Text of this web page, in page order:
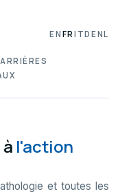
ENFRITDENL
l'action
et toutes les